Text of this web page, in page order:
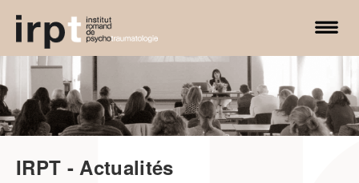
irpt.ch
IRPT - Actualités